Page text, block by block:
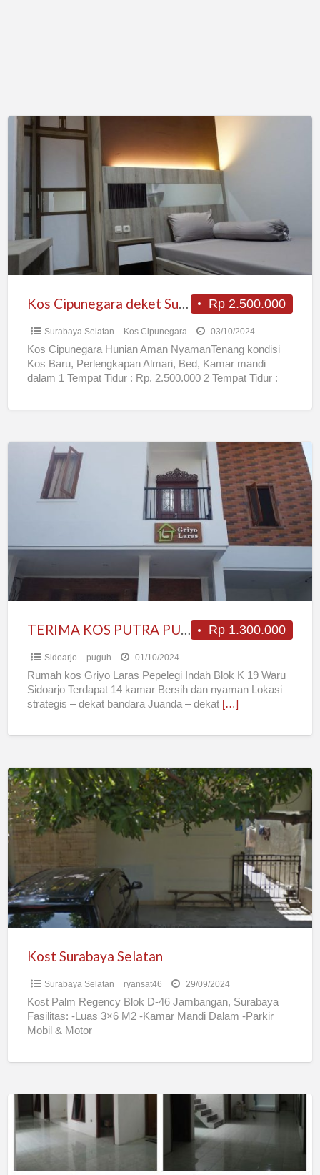
Kos
Cipunegara
deket
Rp 2.500.000
Kos Cipunegara deket Sutos
Surabaya Selatan Kos Cipunegara 03/10/2024
Kos Cipunegara Hunian Aman NyamanTenang kondisi
Kos Baru, Perlengkapan Almari, Bed, Kamar mandi
dalam 1 Tempat Tidur : Rp. 2.500.000 2 Tempat Tidur :
TERIMA
PUTRA
Rp 1.300.000
TERIMA KOS PUTRA PUTRI
Sidoarjo puguh 01/10/2024
Rumah kos Griyo Laras Pepelegi Indah Blok K 19 Waru
Sidoarjo Terdapat 14 kamar Bersih dan nyaman Lokasi
strategis – dekat bandara Juanda – dekat […]
Kost
Surabaya
Selatan
Kost Surabaya Selatan
Surabaya Selatan ryansat46 29/09/2024
Kost Palm Regency Blok D-46 Jambangan, Surabaya
Fasilitas: -Luas 3×6 M2 -Kamar Mandi Dalam -Parkir
Mobil & Motor
surabaya
barat
manukan